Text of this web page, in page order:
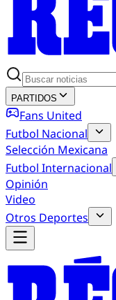
PARTIDOS
Fans United
Futbol Nacional
Selección Mexicana
Futbol Internacional
Opinión
Video
Otros Deportes